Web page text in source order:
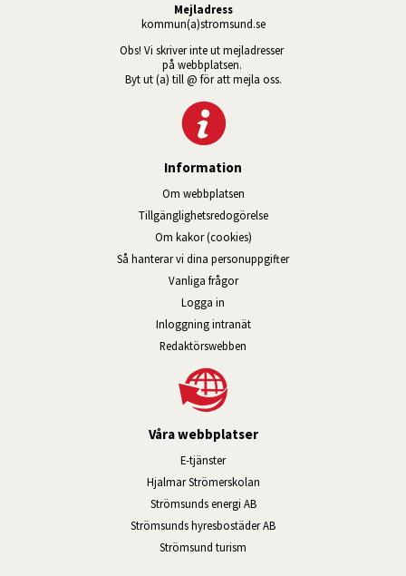
Mejladress
kommun(a)stromsund.se
Obs! Vi skriver inte ut mejladresser
på webbplatsen.
Byt ut (a) till @ för att mejla oss.
Information
Om webbplatsen
Tillgänglig­hets­redo­görelse
Om kakor (cookies)
Så hanterar vi dina personuppgifter
Vanliga frågor
Logga in
Inloggning intranätÖppnas i nytt fönster.
Redaktörswebben
Våra webbplatser
E-tjänsterLänk till annan webbplats, öppnas i
Hjalmar StrömerskolanLänk till annan webbplats,
Strömsunds energi ABLänk till annan webbplats,
Strömsunds hyresbostäder ABLänk till annan
Strömsund turism